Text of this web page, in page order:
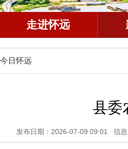
走进怀远
今日怀远
县委
发布日期：2026-07-09 09:01 信